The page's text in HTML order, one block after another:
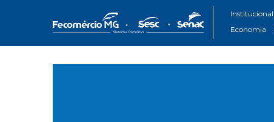
Institucional
Economia